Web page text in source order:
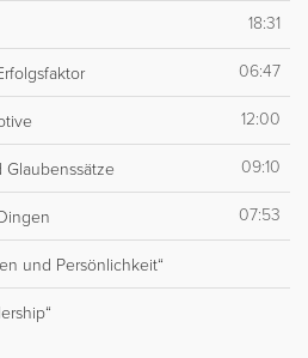
18:31
06:47
12:00
09:10
07:53
und Persönlichkeit“